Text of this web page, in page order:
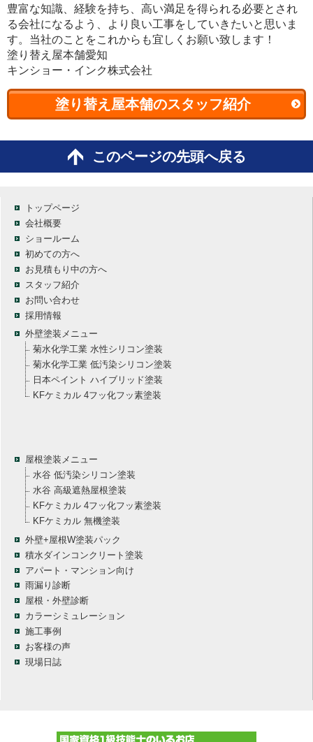
豊富な知識、経験を持ち、高い満足を得られる必要とされ
る会社になるよう、より良い工事をしていきたいと思いま
す。当社のことをこれからも宜しくお願い致します！
塗り替え屋本舗愛知
キンショー・インク株式会社
塗り替え屋本舗のスタッフ紹介
このページの先頭へ戻る
トップページ
会社概要
ショールーム
初めての方へ
お見積もり中の方へ
スタッフ紹介
お問い合わせ
採用情報
外壁塗装メニュー
菊水化学工業 水性シリコン塗装
菊水化学工業 低汚染シリコン塗装
日本ペイント ハイブリッド塗装
KFケミカル 4フッ化フッ素塗装
屋根塗装メニュー
水谷 低汚染シリコン塗装
水谷 高級遮熱屋根塗装
KFケミカル 4フッ化フッ素塗装
KFケミカル 無機塗装
外壁+屋根W塗装パック
積水ダインコンクリート塗装
アパート・マンション向け
雨漏り診断
屋根・外壁診断
カラーシミュレーション
施工事例
お客様の声
現場日誌